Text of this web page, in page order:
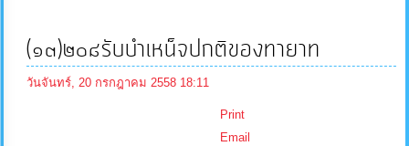
บุคลากร
(๑๓)๒๐๘รับบำเหน็จปกติของทายาท
วันจันทร์, 20 กรกฎาคม 2558 18:11
Print
Email